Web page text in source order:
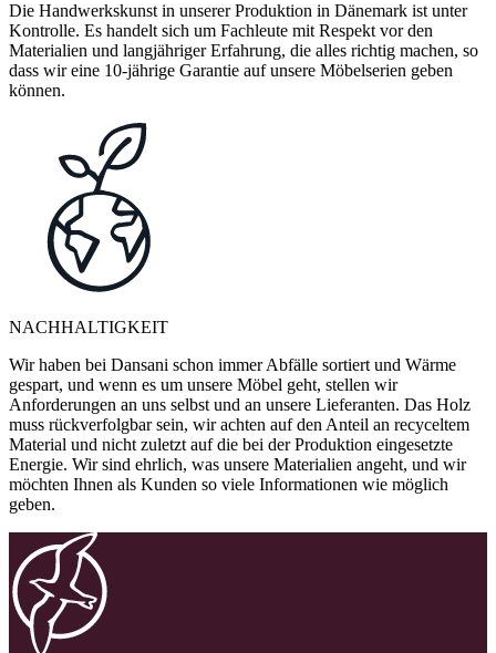
Die Handwerkskunst in unserer Produktion in Dänemark ist unter
Kontrolle. Es handelt sich um Fachleute mit Respekt vor den
Materialien und langjähriger Erfahrung, die alles richtig machen, so
dass wir eine 10-jährige Garantie auf unsere Möbelserien geben
können.
NACHHALTIGKEIT
Wir haben bei Dansani schon immer Abfälle sortiert und Wärme
gespart, und wenn es um unsere Möbel geht, stellen wir
Anforderungen an uns selbst und an unsere Lieferanten. Das Holz
muss rückverfolgbar sein, wir achten auf den Anteil an recyceltem
Material und nicht zuletzt auf die bei der Produktion eingesetzte
Energie. Wir sind ehrlich, was unsere Materialien angeht, und wir
möchten Ihnen als Kunden so viele Informationen wie möglich
geben.